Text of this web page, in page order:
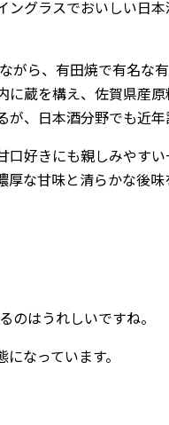
グラスでおいしい日
がら、有田焼で有名な
に蔵を構え、佐賀県産
、日本酒分野でも近年
好きにも親しみやす
な甘味と清らかな後
のはうれしいですね。
なっています。